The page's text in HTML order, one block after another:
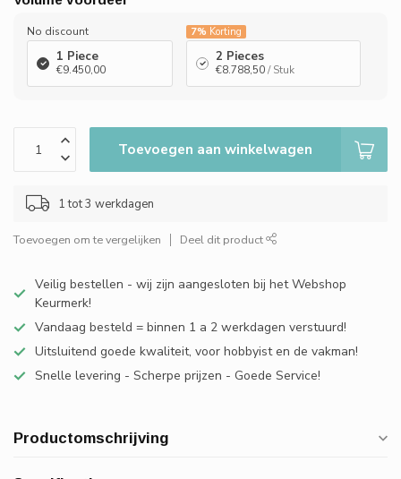
No discount
1 Piece
€9.450,00
7% Korting
2 Pieces
€8.788,50/ Stuk
Toevoegen aan winkelwagen
1 tot 3 werkdagen
Toevoegen om te vergelijken Deel dit product
Veilig bestellen - wij zijn aangesloten bij het Webshop
Keurmerk!
Vandaag besteld = binnen 1 a 2 werkdagen verstuurd!
Uitsluitend goede kwaliteit, voor hobbyist en de vakman!
Snelle levering - Scherpe prijzen - Goede Service!
Productomschrijving